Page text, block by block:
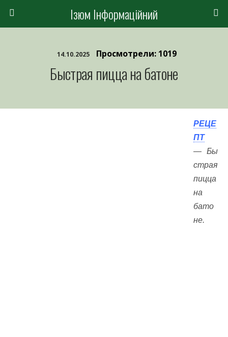
Ізюм Інформаційний
14.10.2025 Просмотрели: 1019
Быстрая пицца на батоне
РЕЦЕ
ПТ
— Бы
страя
пицца
на
бато
не.